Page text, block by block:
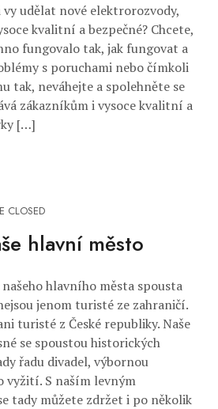
vy udělat nové elektrorozvody,
kvalitní a bezpečné? Chcete,
fungovalo tak, jak fungovat a
s poruchami nebo čímkoli
tak, neváhejte a spolehněte se
zákazníkům i vysoce kvalitní a
[…]
bude všechno bez problémů
CLOSED
hlavní město
hlavního města spousta
jenom turisté ze zahraničí.
turisté z České republiky. Naše
se spoustou historických
řadu divadel, výbornou
S naším levným
tady můžete zdržet i po několik